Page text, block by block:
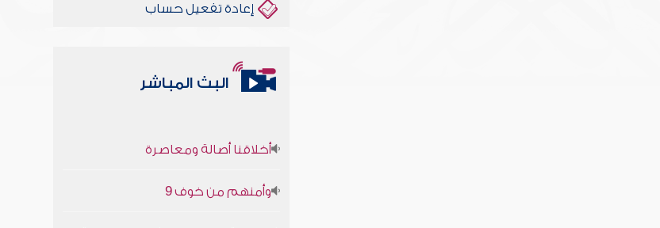
إعادة تفعيل حساب
البث المباشر